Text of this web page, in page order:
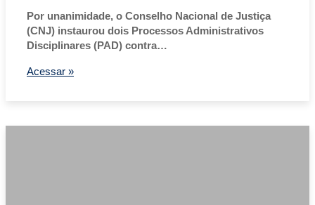
Por unanimidade, o Conselho Nacional de Justiça
(CNJ) instaurou dois Processos Administrativos
Disciplinares (PAD) contra…
Acessar »